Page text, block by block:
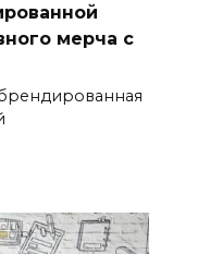
мерча с